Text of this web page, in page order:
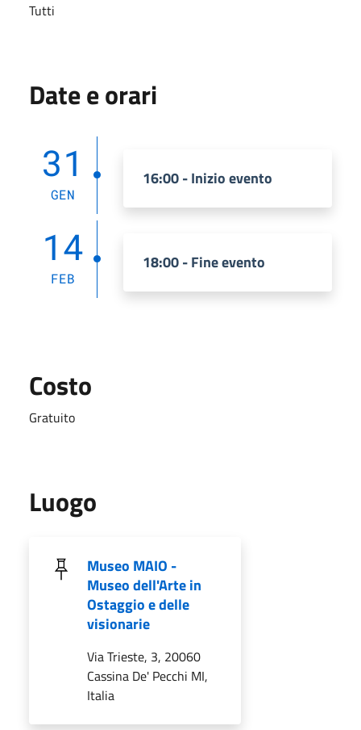
Tutti
Date e orari
31
GEN
16:00 - Inizio evento
14
FEB
18:00 - Fine evento
Costo
Gratuito
Luogo
Museo MAIO -
Museo dell'Arte in
Ostaggio e delle
visionarie
Via Trieste, 3, 20060
Cassina De' Pecchi MI,
Italia